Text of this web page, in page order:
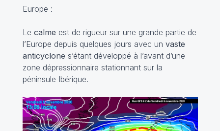
Europe :
Le calme est de rigueur sur une grande partie de
l’Europe depuis quelques jours avec un vaste
anticyclone s’étant développé à l’avant d’une
zone dépressionnaire stationnant sur la
péninsule Ibérique.